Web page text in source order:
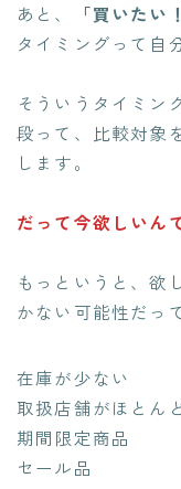
あと、 「買いたい
タイミングって自
そういうタイミン
段って、比較対象
します。
だって今欲しいん
もっというと、欲
かない可能性だっ
在庫が少ない
取扱店舗がほとん
期間限定商品
セール品